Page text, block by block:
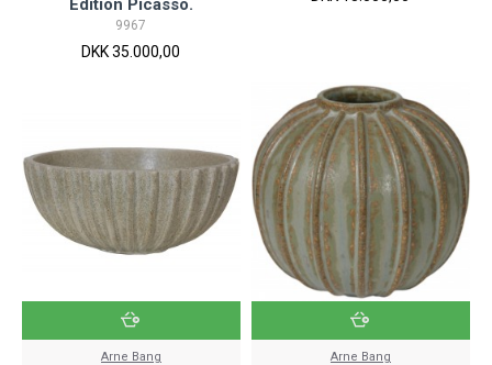
Edition Picasso.
9967
DKK 35.000,00
Arne Bang Arne Bang